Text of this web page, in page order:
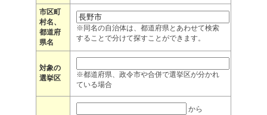
市区町
村名、
都道府
県名
※同名の自治体は、都道府県とあわせて検索
することで分けて探すことができます。
対象の
選挙区
※都道府県、政令市や合併で選挙区が分かれ
ている場合
から